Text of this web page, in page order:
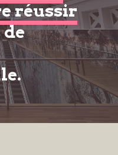
réussir